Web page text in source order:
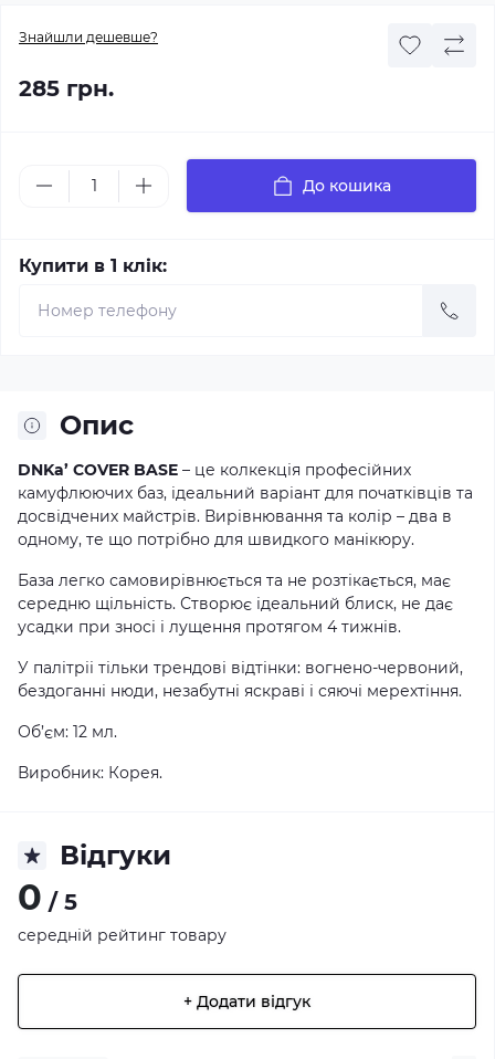
Знайшли дешевше?
285 грн.
До кошика
Купити в 1 клік:
Опис
DNKa’ COVER BASE – це колкекція професійних
камуфлюючих баз, ідеальний варіант для початківців та
досвідчених майстрів. Вирівнювання та колір – два в
одному, те що потрібно для швидкого манікюру.
База легко самовирівнюється та не розтікається, має
середню щільність. Створює ідеальний блиск, не дає
усадки при зносі і лущення протягом 4 тижнів.
У палітріі тільки трендові відтінки: вогнено-червоний,
бездоганні нюди, незабутні яскраві і сяючі мерехтіння.
Об’єм: 12 мл.
Виробник: Корея.
Відгуки
0 / 5
середній рейтинг товару
+ Додати відгук